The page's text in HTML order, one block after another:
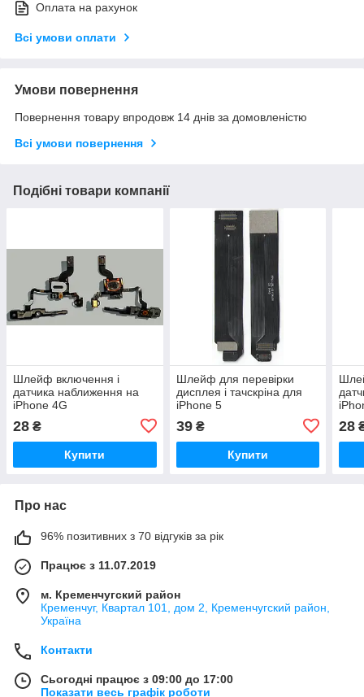
Оплата на рахунок
Всі умови оплати
Умови повернення
Повернення товару впродовж 14 днів за домовленістю
Всі умови повернення
Подібні товари компанії
Шлейф включення і
датчика наближення на
iPhone 4G
28 ₴
Купити
Шлейф для перевірки
дисплея і тачскріна для
iPhone 5
39₴
Купити
28
Про нас
96% позитивних з 70 відгуків за рік
Працює з 11.07.2019
м. Кременчугский район
Кременчуг, Квартал 101, дом 2, Кременчугский район,
Україна
Контакти
Сьогодні працює з 09:00 до 17:00
Показати весь графік роботи